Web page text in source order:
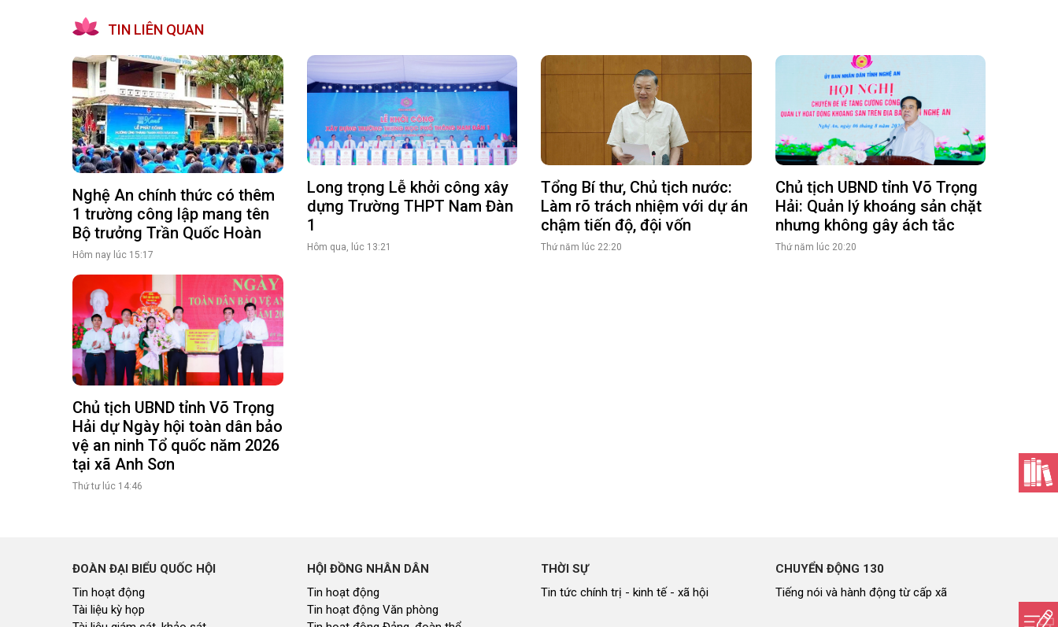
TIN LIÊN QUAN
Nghệ An chính thức có thêm
1 trường công lập mang tên
Bộ trưởng Trần Quốc Hoàn
Hôm nay lúc 15:17
Long trọng Lễ khởi công xây
dựng Trường THPT Nam Đàn
1
Hôm qua, lúc 13:21
Tổng Bí thư, Chủ tịch nước:
Làm rõ trách nhiệm với dự án
chậm tiến độ, đội vốn
Thứ năm lúc 22:20
Chủ tịch UBND tỉnh Võ Trọng
Hải: Quản lý khoáng sản chặt
nhưng không gây ách tắc
Thứ năm lúc 20:20
Chủ tịch UBND tỉnh Võ Trọng
Hải dự Ngày hội toàn dân bảo
vệ an ninh Tổ quốc năm 2026
tại xã Anh Sơn
Thứ tư lúc 14:46
ĐOÀN ĐẠI BIỂU QUỐC HỘI
Tin hoạt động
Tài liệu kỳ họp
HỘI ĐỒNG NHÂN DÂN
Tin hoạt động
Tin hoạt động Văn phòng
THỜI SỰ
Tin tức chính trị - kinh tế - xã hội
CHUYỂN ĐỘNG 130
Tiếng nói và hành động từ cấp xã